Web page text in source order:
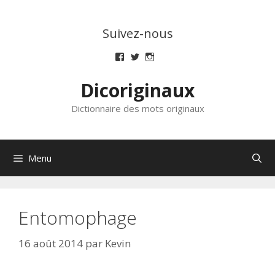
Suivez-nous
Voir
de
dicoriginaux
sur
Facebook
Voir
de
dicoriginaux
sur
Twitter
de
dicoriginaux
sur
Instagram
Dicoriginaux
Dictionnaire des mots originaux
Menu
Entomophage
16 août 2014 par Kevin